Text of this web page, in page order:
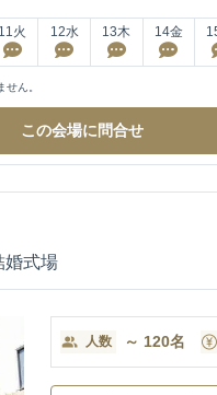
11火 12水 13木 14金
ん。
この会場に問合せ
婚式場
人数 ～ 120名